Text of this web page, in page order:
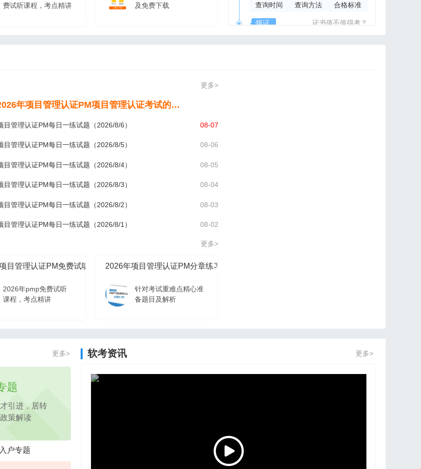
费试听课程，考点精讲
及免费下载
理工程师官方指导教材
查询时间 查询方法 合格标准
领证 证书值不值得考？
更多>
2026年项目管理认证PM项目管理认证考试的流程（从报名到拿证）
目管理认证PM每日一练试题（2026/8/6） 08-07
目管理认证PM每日一练试题（2026/8/5） 08-06
目管理认证PM每日一练试题（2026/8/4） 08-05
目管理认证PM每日一练试题（2026/8/3） 08-04
目管理认证PM每日一练试题（2026/8/2） 08-03
目管理认证PM每日一练试题（2026/8/1） 08-02
更多>
目管理认证PM免费试听课程
2026年pmp免费试听
课程，考点精讲
2026年项目管理认证PM分章练习册
针对考试重难点精心准
备题目及解析
2026年pmp免费试听
课程，考点精讲
更多>
题
引进，居转
策解读
户专题
软考资讯 更多>